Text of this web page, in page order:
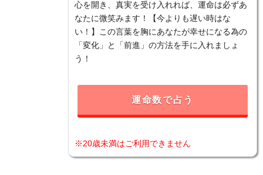
心を開き、真実を受け入れれば、運命は必ずあ
なたに微笑みます！【今よりも遅い時はな
い！】この言葉を胸にあなたが幸せになる為の
「変化」と「前進」の方法を手に入れましょ
う！
運命数で占う
※20歳未満はご利用できません